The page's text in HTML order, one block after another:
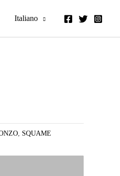
Italiano
, SQUAME